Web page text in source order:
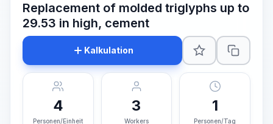
Replacement of molded triglyphs up to
29.53 in high, cement
Kalkulation
4
Personen/Einheit
3
Workers
1
Personen/Tag